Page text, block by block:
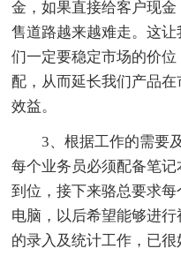
金，如果直接给客户现
售道路越来越难走。这
们一定要稳定市场的价
配，从而延长我们产品
效益。
3、根据工作的需要
每个业务员必须配备笔
到位，接下来骆总要求
电脑，以后希望能够进
的录入及统计工作，已